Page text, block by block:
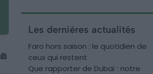
Les dernières actualités
Faro hors saison : le quotidien de
ceux qui restent
Que rapporter de Dubaï : notre